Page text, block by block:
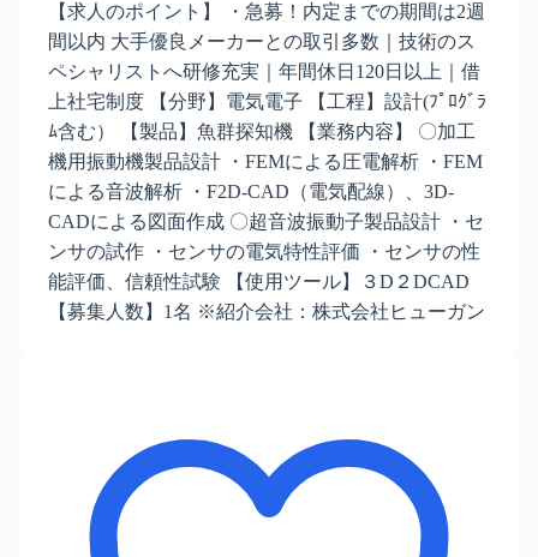
【求人のポイント】 ・急募！内定までの期間は2週
間以内 大手優良メーカーとの取引多数｜技術のス
ペシャリストへ研修充実｜年間休日120日以上｜借
上社宅制度 【分野】電気電子 【工程】設計(ﾌﾟﾛｸﾞﾗ
ﾑ含む） 【製品】魚群探知機 【業務内容】 〇加工
機用振動機製品設計 ・FEMによる圧電解析 ・FEM
による音波解析 ・F2D-CAD（電気配線）、3D-
CADによる図面作成 〇超音波振動子製品設計 ・セ
ンサの試作 ・センサの電気特性評価 ・センサの性
能評価、信頼性試験 【使用ツール】３D２DCAD
【募集人数】1名 ※紹介会社：株式会社ヒューガン